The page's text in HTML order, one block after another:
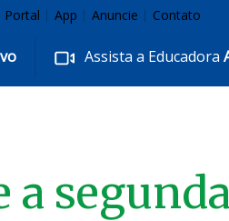
Portal App Anuncie Contato
Assista a Educadora
a segunda